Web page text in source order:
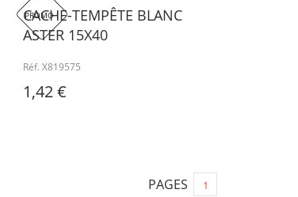
PROMO !
CACHE-TEMPÊTE BLANC
ASTER 15X40
Réf. X819575
1,42 €
PAGES 1